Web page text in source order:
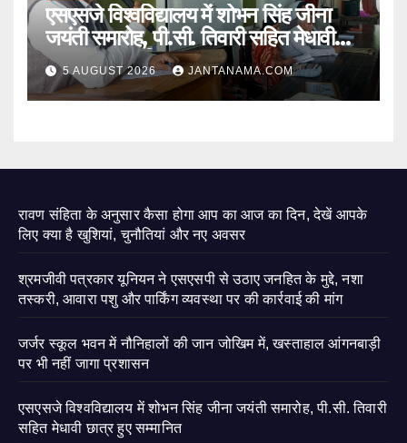
एसएसजे विश्वविद्यालय में शोभन सिंह जीना
जयंती समारोह, पी.सी. तिवारी सहित मेधावी
छात्र हुए सम्मानित
5 AUGUST 2026 JANTANAMA.COM
रावण संहिता के अनुसार कैसा होगा आप का आज का दिन, देखें आपके
लिए क्या है खुशियां, चुनौतियां और नए अवसर
श्रमजीवी पत्रकार यूनियन ने एसएसपी से उठाए जनहित के मुद्दे, नशा
तस्करी, आवारा पशु और पार्किंग व्यवस्था पर की कार्रवाई की मांग
जर्जर स्कूल भवन में नौनिहालों की जान जोखिम में, खस्ताहाल आंगनबाड़ी
पर भी नहीं जागा प्रशासन
एसएसजे विश्वविद्यालय में शोभन सिंह जीना जयंती समारोह, पी.सी. तिवारी
सहित मेधावी छात्र हुए सम्मानित